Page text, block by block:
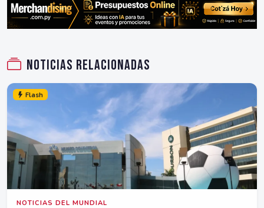
Noticias relacionadas
Flash
NOTICIAS DEL MUNDIAL